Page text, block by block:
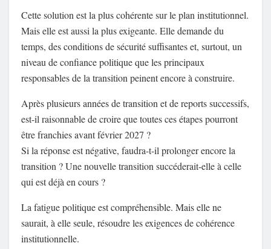
Cette solution est la plus cohérente sur le plan institutionnel.
Mais elle est aussi la plus exigeante. Elle demande du
temps, des conditions de sécurité suffisantes et, surtout, un
niveau de confiance politique que les principaux
responsables de la transition peinent encore à construire.
Après plusieurs années de transition et de reports successifs,
est-il raisonnable de croire que toutes ces étapes pourront
être franchies avant février 2027 ?
Si la réponse est négative, faudra-t-il prolonger encore la
transition ? Une nouvelle transition succéderait-elle à celle
qui est déjà en cours ?
La fatigue politique est compréhensible. Mais elle ne
saurait, à elle seule, résoudre les exigences de cohérence
institutionnelle.